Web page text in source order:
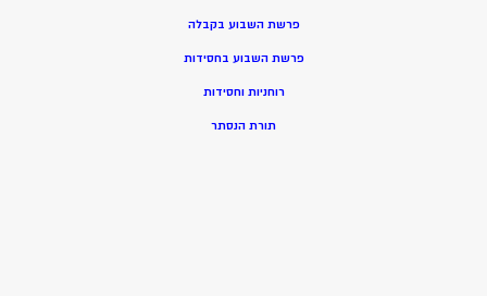
פרשת השבוע בקבלה
פרשת השבוע בחסידות
רוחניות וחסידות
תורת הנסתר